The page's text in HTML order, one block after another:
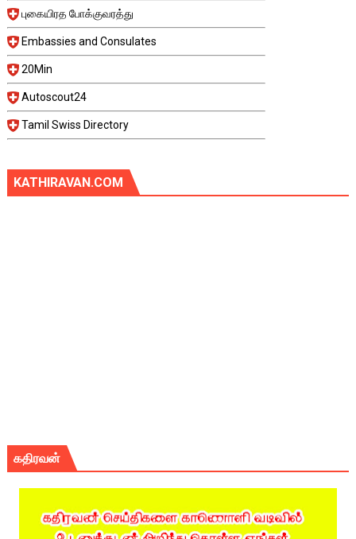
புகையிரத போக்குவரத்து
Embassies and Consulates
20Min
Autoscout24
Tamil Swiss Directory
KATHIRAVAN.COM
கதிரவன்